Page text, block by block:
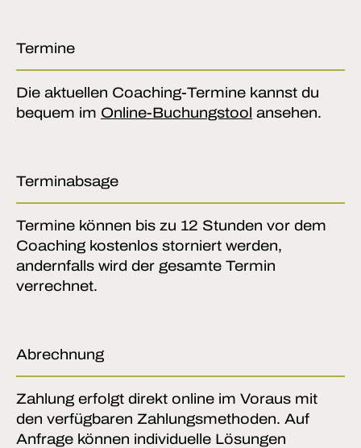
Termine
Die aktuellen Coaching-Termine kannst du
bequem im Online-Buchungstool ansehen.
Abrechnung
Zahlung erfolgt direkt online im Voraus mit
den verfügbaren Zahlungsmethoden. Auf
Anfrage können individuelle Lösungen
Terminabsage
Termine können bis zu 12 Stunden vor dem
Coaching kostenlos storniert werden,
andernfalls wird der gesamte Termin
verrechnet.